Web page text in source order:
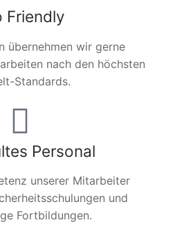
Friendly
übernehmen wir gerne
nach den höchsten
Standards.
Personal
unserer Mitarbeiter
und
Fortbildungen.